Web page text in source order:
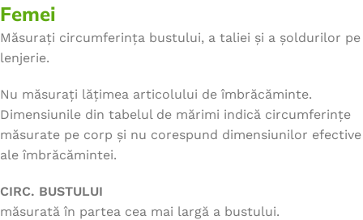
Femei
Măsurați circumferința bustului, a taliei și a șoldurilor pe
lenjerie.
Nu măsurați lățimea articolului de îmbrăcăminte.
Dimensiunile din tabelul de mărimi indică circumferințe
măsurate pe corp și nu corespund dimensiunilor efective
ale îmbrăcămintei.
CIRC. BUSTULUI
măsurată în partea cea mai largă a bustului.